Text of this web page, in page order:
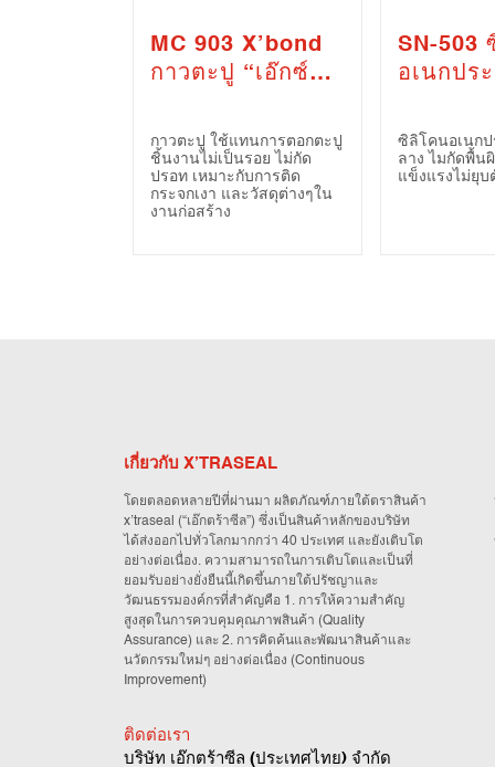
MC 903 X’bond
กาวตะปู “เอ๊กซ์
X’bond
Construction
Adhesive
Sealant)
กาวตะปู ใช้แทนการตอกตะปู
ชิ้นงานไม่เป็นรอย ไม่กัด
ปรอท เหมาะกับการติด
กระจกเงา และวัสดุต่างๆใน
งานก่อสร้าง
SN-503
อเนกปร
Multi-
Neutral
Sealant)
ซิลิโคนอเนกป
ลาง ไมกัดพื้น
แข็งแรงไม่ยุบ
เกี่ยวกับ X’TRASEAL
โดยตลอดหลายปีที่ผ่านมา ผลิตภัณฑ์ภายใต้ตราสินค้า
x’traseal (“เอ๊กตร้าซีล”) ซึ่งเป็นสินค้าหลักของบริษัท
ได้ส่งออกไปทั่วโลกมากกว่า 40 ประเทศ และยังเติบโต
อย่างต่อเนื่อง. ความสามารถในการเติบโตและเป็นที่
ยอมรับอย่างยั่งยืนนี้เกิดขึ้นภายใต้ปรัชญาและ
วัฒนธรรมองค์กรที่สำคัญคือ 1. การให้ความสำคัญ
สูงสุดในการควบคุมคุณภาพสินค้า (Quality
Assurance) และ 2. การคิดค้นและพัฒนาสินค้าและ
นวัตกรรมใหม่ๆ อย่างต่อเนื่อง (Continuous
Improvement)
ติดต่อเรา
บริษัท เอ๊กตร้าซีล (ประเทศไทย) จำกัด